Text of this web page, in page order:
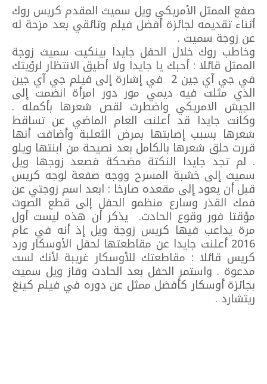
صفع الممثل الأمريكي ويل سميث المقدم كريس روك
أثناء تقديمه لجائزة أفضل فيلم وثائقي بعد مزحة له
عن زوجة سميث .
وخاطب روك خلال الحفل جايدا بينكيت سميث زوجة
الممثل قائلا : أحبك يا جايدا ولا أطيق الانتظار لرؤيتك
في جي آي جين 2 في إشارة إلى فيلم جي آي جين
الذي مثلت فيه ديمي مور دور امرأة انضمت إلى
الجيش الامريكي واضطرت لقص شعرها بأكمله .
وكانت جايدا قد أعلنت العام الماضي عن تساقط
شعرها بسبب إصابتها بمرض الثعلبة وأضافت أنها
قررت حلق شعرها بالكامل بعد نصيحة من ابنتها ويلو
. لم تجد جايدا النكتة مضحكة فصعد زوجها ويل
سميث إلى خشبة المسرح ووجه صفعة لوجه كريس
قبل أن يعود إلى مقعده صارخا : ابعد اسم زوجتي عن
فمك القذر وسارع منظمو الحفل إلى قطع الصوت
مؤقتا فور وقوع الحادث. يذكر أن هذه ليست أول
مرة يداعب فيها كريس زوجة ويل إذ أنه في عام
2016 أعلنت جايدا عن مقاطعتها لحفل الأوسكار ورد
كريس قائلا : مقاطعتك للأوسكار غريبة لأنك لست
مدعوة . واستمر الحفل بعد الحادث وفاز ويل سميث
بجائزة أوسكار كأفضل ممثل عن دوره في فيلم كينغ
ريتشارد .